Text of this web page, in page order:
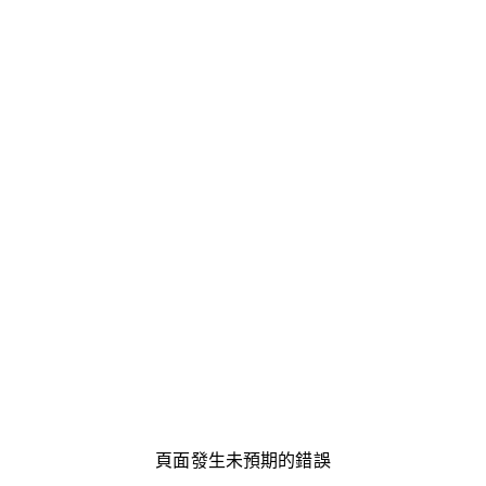
頁面發生未預期的錯誤